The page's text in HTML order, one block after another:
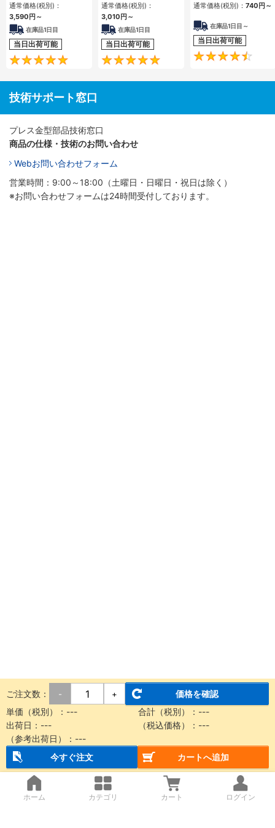
通常価格(税別)：
3,590 円 ～
在庫品1日目
当日出荷可能
4.8
通常価格(税別)：
3,010 円 ～
在庫品1日目
当日出荷可能
5
通常価格(税別)： 740 円 ～
在庫品1日目～
当日出荷可能
技術サポート窓口
プレス金型部品技術窓口
商品の仕様・技術のお問い合わせ
Webお問い合わせフォーム
営業時間：9:00～18:00（土曜日・日曜日・祝日は除く）
※お問い合わせフォームは24時間受付しております。
ご注文数： - +
価格を確認
単価（税別）： --- 合計（税別）： ---
出荷日： --- （税込価格）： ---
（参考出荷日）： ---
今すぐ注文
カートへ追加
ホーム カテゴリ カート ログイン